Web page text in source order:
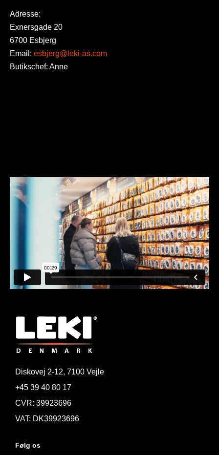
Adresse:
Exnersgade 20
6700 Esbjerg
Email: esbjerg@leki-as.com
Butikschef: Anne
Diskovej 2-12, 7100 Vejle
+45 39 40 80 17
CVR: 39923696
VAT: DK39923696
Følg os